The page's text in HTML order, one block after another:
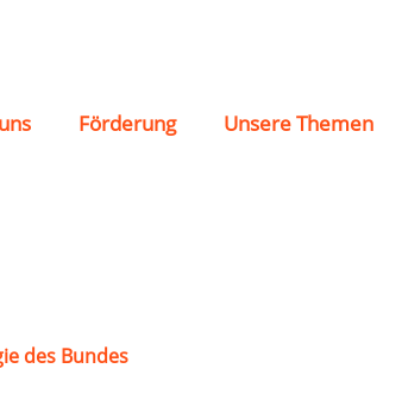
Förderung Unsere Themen
des Bundes